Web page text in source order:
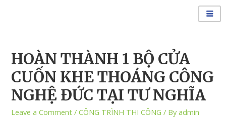
HOÀN THÀNH 1 BỘ CỬA
CUỐN KHE THOÁNG CÔNG
NGHỆ ĐỨC TẠI TƯ NGHĨA
Leave a Comment /CÔNG TRÌNH THI CÔNG / Byadmin